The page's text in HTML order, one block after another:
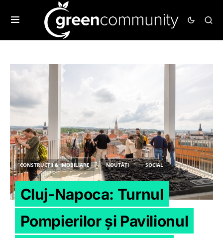
CONSTRUCȚII & IMOBILIARE NOUTĂȚI SOCIAL
Cluj-Napoca: Turnul
Pompierilor și Pavilionul